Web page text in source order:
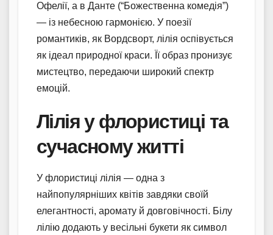
Офелії, а в Данте (“Божественна комедія”)
— із небесною гармонією. У поезії
романтиків, як Вордсворт, лілія оспівується
як ідеал природної краси. Її образ пронизує
мистецтво, передаючи широкий спектр
емоцій.
Лілія у флористиці та
сучасному житті
У флористиці лілія — одна з
найпопулярніших квітів завдяки своїй
елегантності, аромату й довговічності. Білу
лілію додають у весільні букети як символ